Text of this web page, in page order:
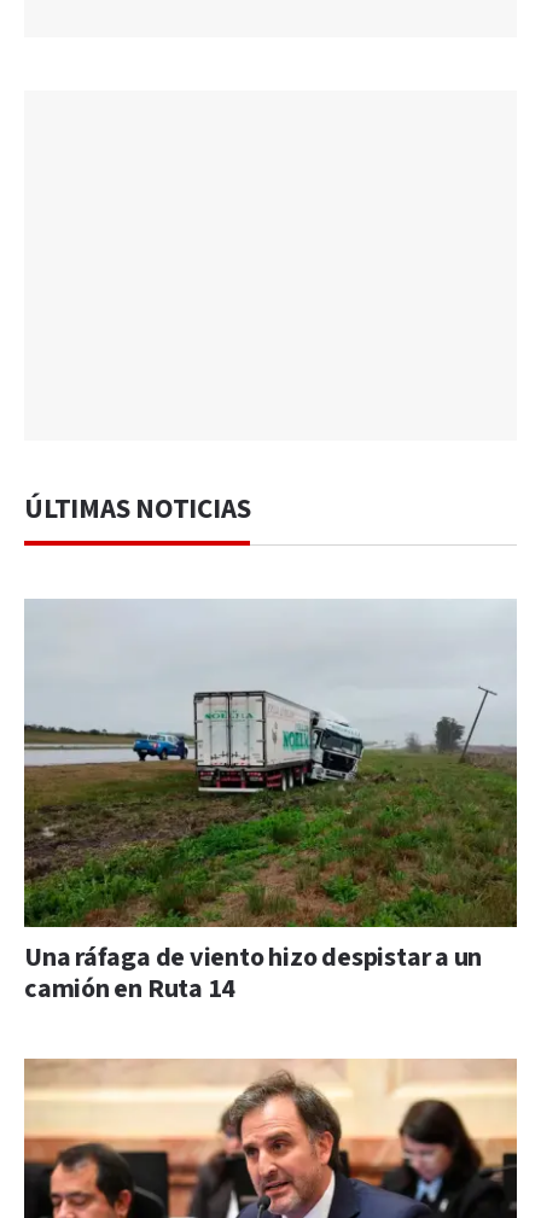
ÚLTIMAS NOTICIAS
Una ráfaga de viento hizo despistar a un
camión en Ruta 14